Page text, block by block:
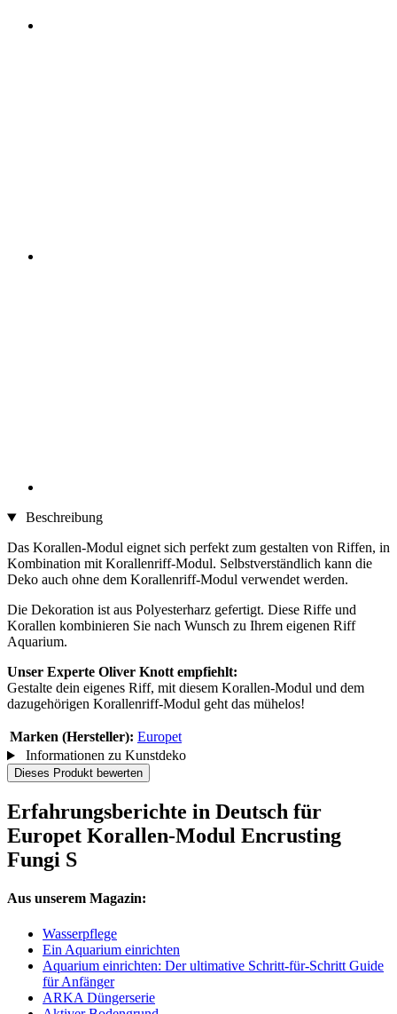
Beschreibung
Das Korallen-Modul eignet sich perfekt zum gestalten von Riffen, in
Kombination mit Korallenriff-Modul. Selbstverständlich kann die
Deko auch ohne dem Korallenriff-Modul verwendet werden.
Die Dekoration ist aus Polyesterharz gefertigt. Diese Riffe und
Korallen kombinieren Sie nach Wunsch zu Ihrem eigenen Riff
Aquarium.
Unser Experte Oliver Knott empfiehlt:
Gestalte dein eigenes Riff, mit diesem Korallen-Modul und dem
dazugehörigen Korallenriff-Modul geht das mühelos!
Marken (Hersteller): Europet
Informationen zu Kunstdeko
Dieses Produkt bewerten
Erfahrungsberichte in Deutsch für
Europet Korallen-Modul Encrusting
Fungi S
Aus unserem Magazin:
Wasserpflege
Ein Aquarium einrichten
Aquarium einrichten: Der ultimative Schritt-für-Schritt Guide
für Anfänger
ARKA Düngerserie